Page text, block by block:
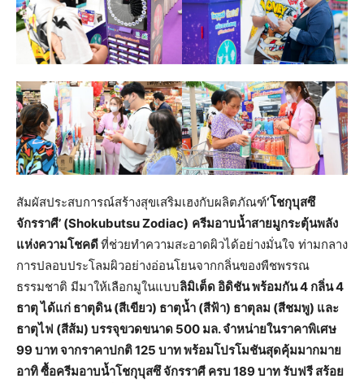
สัมผัสประสบการณ์สร้างสุขเสริมเฮงกับผลิตภัณฑ์‘โชกุบุสซึ
จักรราศี’ (Shokubutsu Zodiac) ครีมอาบน้ำสายมูกระตุ้นพลัง
แห่งความโชคดีที่ช่วยทำความสะอาดผิวได้อย่างมั่นใจ ท่ามกลาง
การปลอบประโลมผิวอย่างอ่อนโยนจากกลิ่นของพืชพรรณ
ธรรมชาติ มีมาให้เลือกมูในแบบลิมิเต็ด อิดิชัน พร้อมกัน 4 กลิ่น 4
ธาตุ ได้แก่ ธาตุดิน (สีเขียว) ธาตุน้ำ (สีฟ้า) ธาตุลม (สีชมพู) และ
ธาตุไฟ (สีส้ม) บรรจุขวดขนาด 500 มล. จำหน่ายในราคาพิเศษ
99 บาท จากราคาปกติ 125 บาท พร้อมโปรโมชันสุดคุ้มมากมาย
อาทิ ซื้อครีมอาบน้ำโชกุบุสซึ จักรราศี ครบ 189 บาท รับฟรี สร้อย